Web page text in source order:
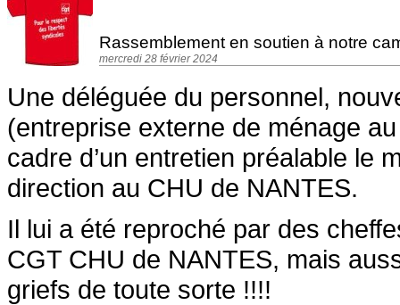
Rassemblement en soutien à notre
mercredi 28 février 2024
Une déléguée du personnel,
(entreprise externe de ménage
cadre d’un entretien préalable le
direction au CHU de NANTES.
Il lui a été reproché par des
CGT CHU de NANTES, mais
griefs de toute sorte !!!!